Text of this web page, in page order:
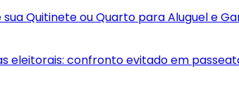
Quitinete ou Quarto para Aluguel e
eleitorais: confronto evitado em